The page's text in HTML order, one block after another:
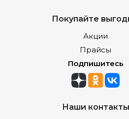
Покупайте
Акции
Прайсы
Подпишитесь
Наши контакты